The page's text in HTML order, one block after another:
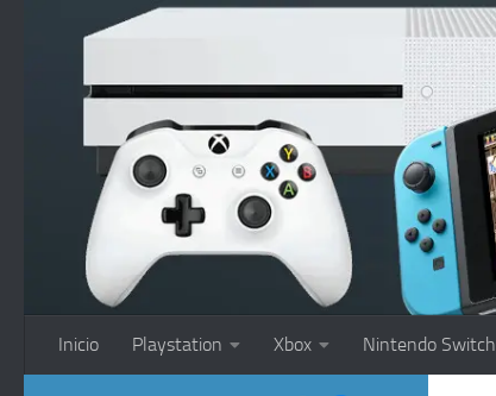
Saltar al contenido
Inicio Playstation Xbox Nintendo Switch